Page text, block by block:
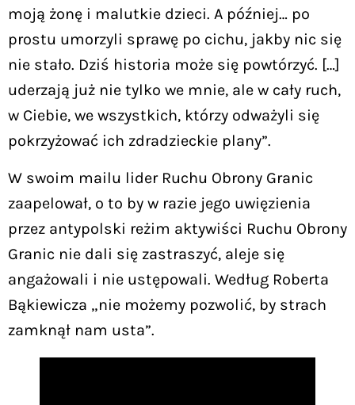
moją żonę i malutkie dzieci. A później… po
prostu umorzyli sprawę po cichu, jakby nic się
nie stało. Dziś historia może się powtórzyć. […]
uderzają już nie tylko we mnie, ale w cały ruch,
w Ciebie, we wszystkich, którzy odważyli się
pokrzyżować ich zdradzieckie plany”.
W swoim mailu lider Ruchu Obrony Granic
zaapelował, o to by w razie jego uwięzienia
przez antypolski reżim aktywiści Ruchu Obrony
Granic nie dali się zastraszyć, aleje się
angażowali i nie ustępowali. Według Roberta
Bąkiewicza „nie możemy pozwolić, by strach
zamknął nam usta”.